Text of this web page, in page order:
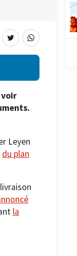
voir
Leyen
du plan
la